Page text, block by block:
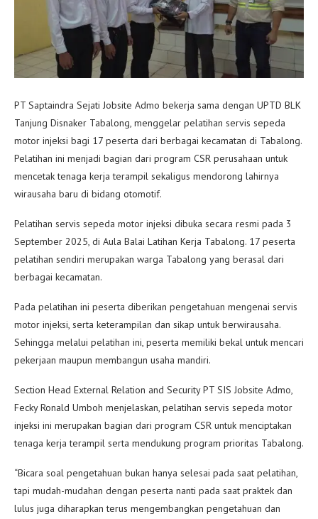
PT Saptaindra Sejati Jobsite Admo bekerja sama dengan UPTD BLK
Tanjung Disnaker Tabalong, menggelar pelatihan servis sepeda
motor injeksi bagi 17 peserta dari berbagai kecamatan di Tabalong.
Pelatihan ini menjadi bagian dari program CSR perusahaan untuk
mencetak tenaga kerja terampil sekaligus mendorong lahirnya
wirausaha baru di bidang otomotif.
Pelatihan servis sepeda motor injeksi dibuka secara resmi pada 3
September 2025, di Aula Balai Latihan Kerja Tabalong. 17 peserta
pelatihan sendiri merupakan warga Tabalong yang berasal dari
berbagai kecamatan.
Pada pelatihan ini peserta diberikan pengetahuan mengenai servis
motor injeksi, serta keterampilan dan sikap untuk berwirausaha.
Sehingga melalui pelatihan ini, peserta memiliki bekal untuk mencari
pekerjaan maupun membangun usaha mandiri.
Section Head External Relation and Security PT SIS Jobsite Admo,
Fecky Ronald Umboh menjelaskan, pelatihan servis sepeda motor
injeksi ini merupakan bagian dari program CSR untuk menciptakan
tenaga kerja terampil serta mendukung program prioritas Tabalong.
“Bicara soal pengetahuan bukan hanya selesai pada saat pelatihan,
tapi mudah-mudahan dengan peserta nanti pada saat praktek dan
lulus juga diharapkan terus mengembangkan pengetahuan dan